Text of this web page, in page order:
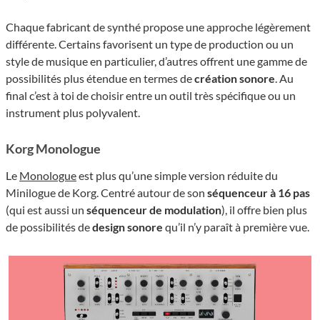
Chaque fabricant de synthé propose une approche légèrement
différente. Certains favorisent un type de production ou un
style de musique en particulier, d’autres offrent une gamme de
possibilités plus étendue en termes decréation sonore. Au
final c’est à toi de choisir entre un outil très spécifique ou un
instrument plus polyvalent.
Korg Monologue
Le Monologueest plus qu’une simple version réduite du
Minilogue de Korg. Centré autour de son séquenceur à 16 pas
(qui est aussi un séquenceur de modulation), il offre bien plus
de possibilités dedesign sonore qu’il n’y paraît à première vue.